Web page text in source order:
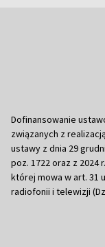
Dofinansowanie
związanych z
ustawy z dnia 29
poz. 1722 oraz z
której mowa w art. 31
radiofonii i telewizji